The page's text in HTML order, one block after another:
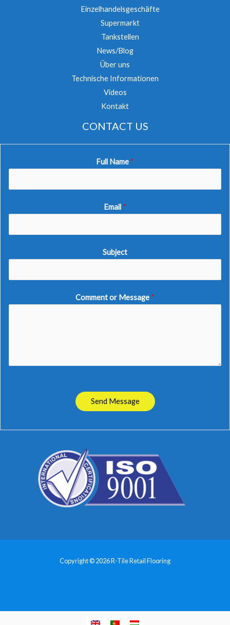
Einzelhandelsgeschäfte
Supermarkt
Tankstellen
News/Blog
Über uns
Technische Informationen
Videos
Kontakt
CONTACT US
Full Name *
Email *
Subject
Comment or Message *
Send Message
Copyright © 2026 R-Tile Retail Flooring